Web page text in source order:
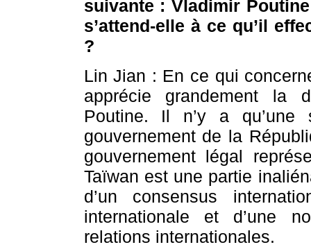
suivante : Vladimir
s’attend-elle à ce qu’il
?
Lin Jian : En ce qui
apprécie grandement la
Poutine. Il n’y a
gouvernement de la
gouvernement légal
Taïwan est une partie
d’un consensus
internationale et d’une
relations internationales.